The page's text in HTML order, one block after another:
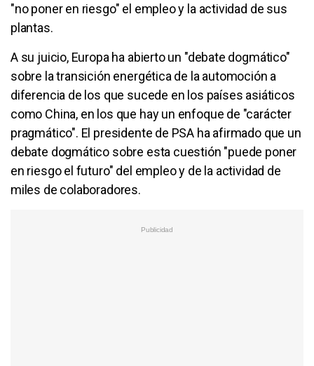
"no poner en riesgo" el empleo y la actividad de sus
plantas.
A su juicio, Europa ha abierto un "debate dogmático"
sobre la transición energética de la automoción a
diferencia de los que sucede en los países asiáticos
como China, en los que hay un enfoque de "carácter
pragmático". El presidente de PSA ha afirmado que un
debate dogmático sobre esta cuestión "puede poner
en riesgo el futuro" del empleo y de la actividad de
miles de colaboradores.